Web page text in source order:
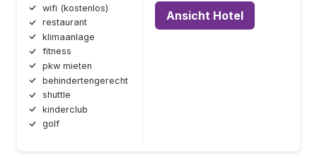
wifi (kostenlos)
restaurant
klimaanlage
fitness
pkw mieten
behindertengerecht
shuttle
kinderclub
golf
Ansicht Hotel